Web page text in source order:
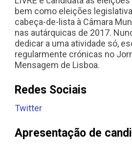
bem como eleições
cabeça-de-lista à Câmara
nas autárquicas de 2017.
dedicar a uma atividade só,
regularmente crónicas no
Mensagem de Lisboa.
Redes Sociais
Twitter
Apresentação de